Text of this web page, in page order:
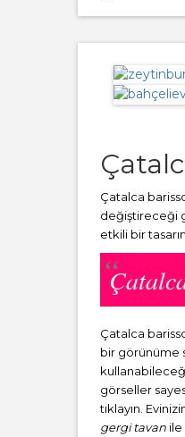
Çatalca
değiştireceği
etkili bir
Çatalca
bir görünüme
görseller
tıklayın.
gergi tavan ile